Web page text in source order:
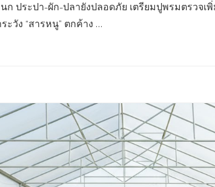
ประปา-ผัก-ปลายังปลอดภัย เตรียมปูพรมตรวจเ
ะวัง “สารหนู” ตกค้าง …